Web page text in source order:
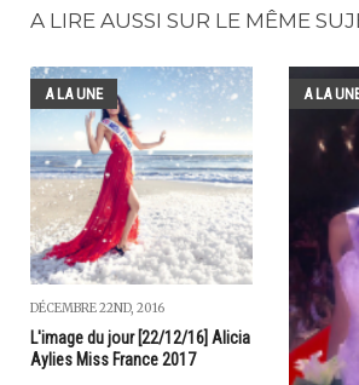
A LIRE AUSSI SUR LE MÊME
A LA UNE
DÉCEMBRE 22ND, 2016
L'image du jour [22/12/16] Alicia
Aylies Miss France 2017
A LA